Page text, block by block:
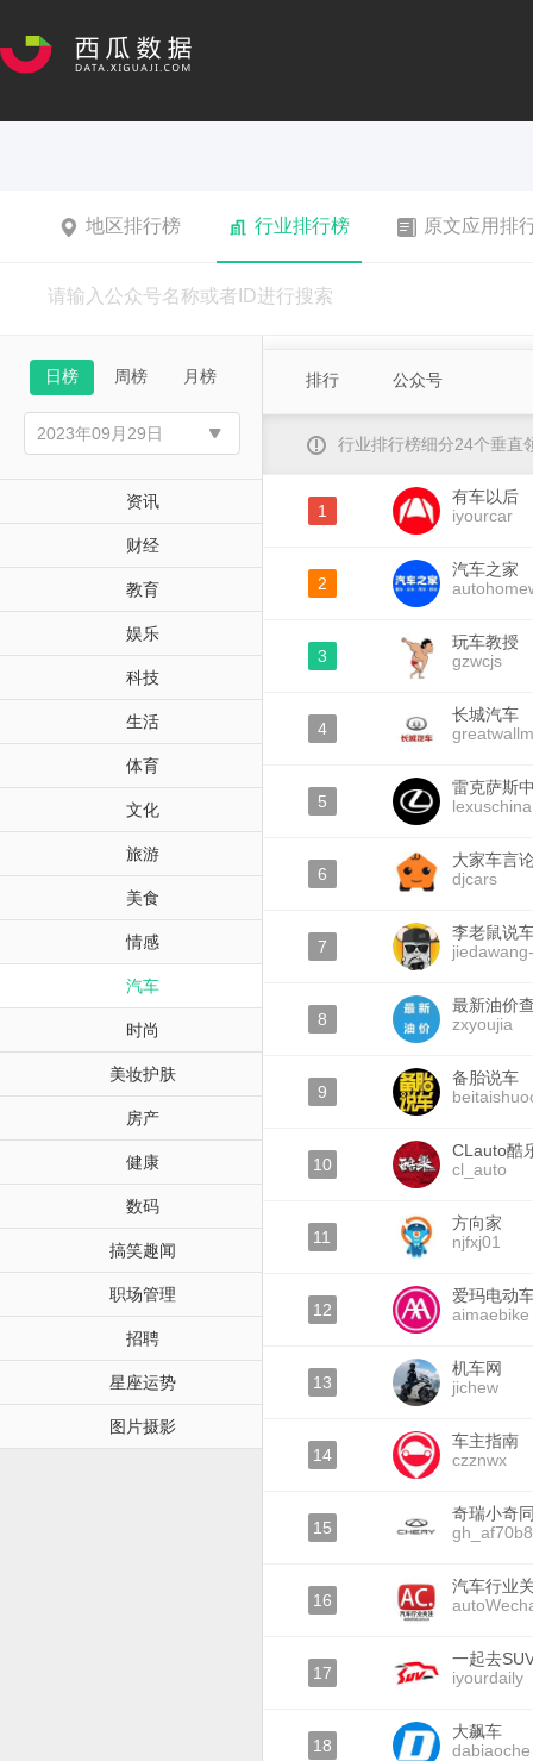
地区排行榜 行业排行榜 原文应用排
日榜 周榜 月榜
资讯
财经
教育
娱乐
科技
生活
体育
文化
旅游
美食
情感
汽车
时尚
美妆护肤
房产
健康
数码
搞笑趣闻
职场管理
招聘
星座运势
图片摄影
排行 公众号
行业排行榜细分24个垂直
1
有车以后
iyourcar
2
汽车之家
3
玩车教授
gzwcjs
4
长城汽车
5
雷克萨斯
lexuschina
6
大家车言
djcars
7
李老鼠说
8
最新油价
zxyoujia
9
备胎说车
10
CLauto酷
cl_auto
11
方向家
njfxj01
12
爱玛电动
aimaebike
13
机车网
jichew
14
车主指南
czznwx
15
奇瑞小奇
16
汽车行业
17
一起去
iyourdaily
18
大飙车
dabiaoche